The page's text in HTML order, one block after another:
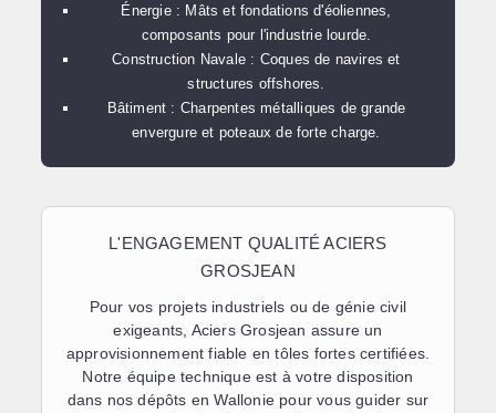
Énergie : Mâts et fondations d'éoliennes,
composants pour l'industrie lourde.
Construction Navale : Coques de navires et
structures offshores.
Bâtiment : Charpentes métalliques de grande
envergure et poteaux de forte charge.
L'ENGAGEMENT QUALITÉ ACIERS
GROSJEAN
Pour vos projets industriels ou de génie civil
exigeants, Aciers Grosjean assure un
approvisionnement fiable en tôles fortes certifiées.
Notre équipe technique est à votre disposition
dans nos dépôts en Wallonie pour vous guider sur